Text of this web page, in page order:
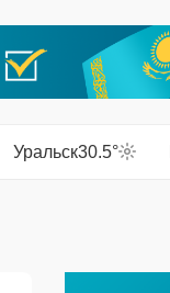
Уральск30.5°